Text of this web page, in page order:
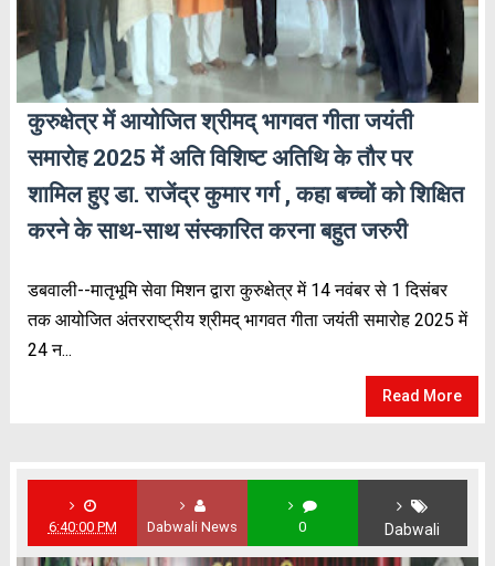
कुरुक्षेत्र में आयोजित श्रीमद् भागवत गीता जयंती
समारोह 2025 में अति विशिष्ट अतिथि के तौर पर
शामिल हुए डा. राजेंद्र कुमार गर्ग , कहा बच्चों को शिक्षित
करने के साथ-साथ संस्कारित करना बहुत जरुरी
डबवाली--मातृभूमि सेवा मिशन द्वारा कुरुक्षेत्र में 14 नवंबर से 1 दिसंबर
तक आयोजित अंतरराष्ट्रीय श्रीमद् भागवत गीता जयंती समारोह 2025 में
24 न...
Read More
6:40:00 PM Dabwali News 0 Dabwali